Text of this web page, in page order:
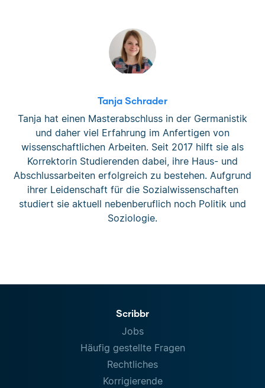
Tanja Schrader
Tanja hat einen Masterabschluss in der Germanistik
und daher viel Erfahrung im Anfertigen von
wissenschaftlichen Arbeiten. Seit 2017 hilft sie als
Korrektorin Studierenden dabei, ihre Haus- und
Abschlussarbeiten erfolgreich zu bestehen. Aufgrund
ihrer Leidenschaft für die Sozialwissenschaften
studiert sie aktuell nebenberuflich noch Politik und
Soziologie.
Scribbr
Jobs
Häufig gestellte Fragen
Rechtliches
Korrigierende